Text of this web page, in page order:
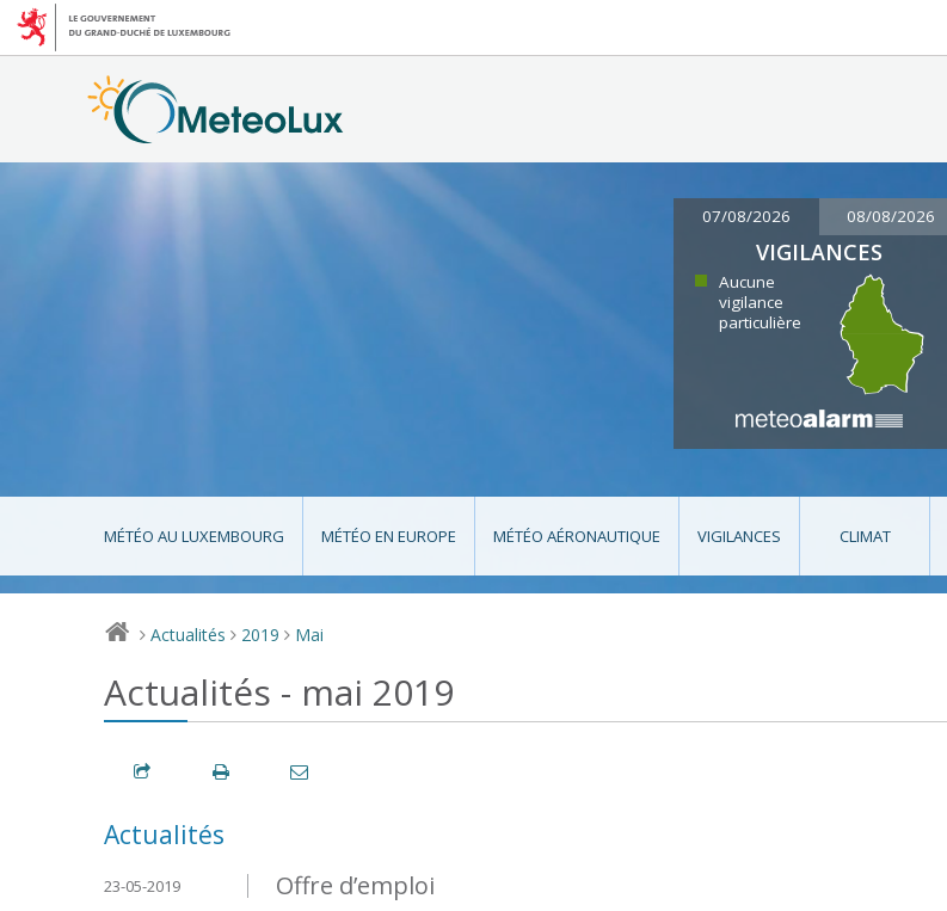
07/08/2026 08/08/2026
VIGILANCES
Aucune
vigilance
particulière
MÉTÉO AU LUXEMBOURG MÉTÉO EN EUROPE MÉTÉO AÉRONAUTIQUE VIGILANCES CLIMAT
> Actualités > 2019 > Mai
Actualités - mai 2019
Actualités
Offre d’emploi
23-05-2019